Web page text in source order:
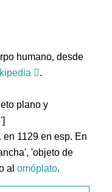
humano, desde
.
plano y
en 1129 en esp. En
'objeto de
alomóplato.